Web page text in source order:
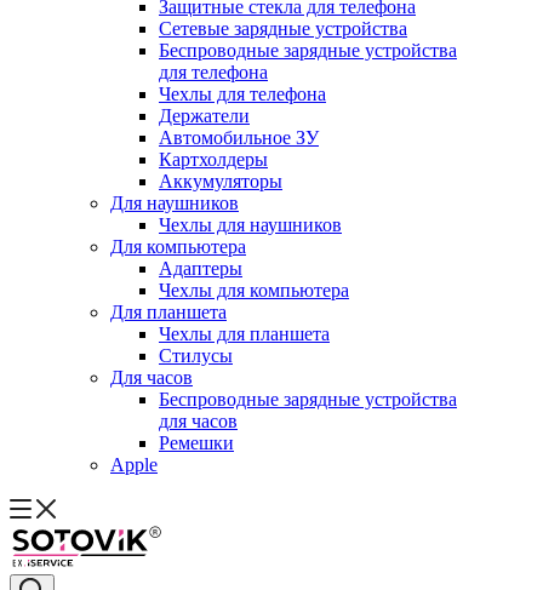
Защитные стекла для телефона
Сетевые зарядные устройства
Беспроводные зарядные устройства
для телефона
Чехлы для телефона
Держатели
Автомобильное ЗУ
Картхолдеры
Аккумуляторы
Для наушников
Чехлы для наушников
Для компьютера
Адаптеры
Чехлы для компьютера
Для планшета
Чехлы для планшета
Стилусы
Для часов
Беспроводные зарядные устройства
для часов
Ремешки
Apple